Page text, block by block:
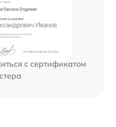
с сертификатом